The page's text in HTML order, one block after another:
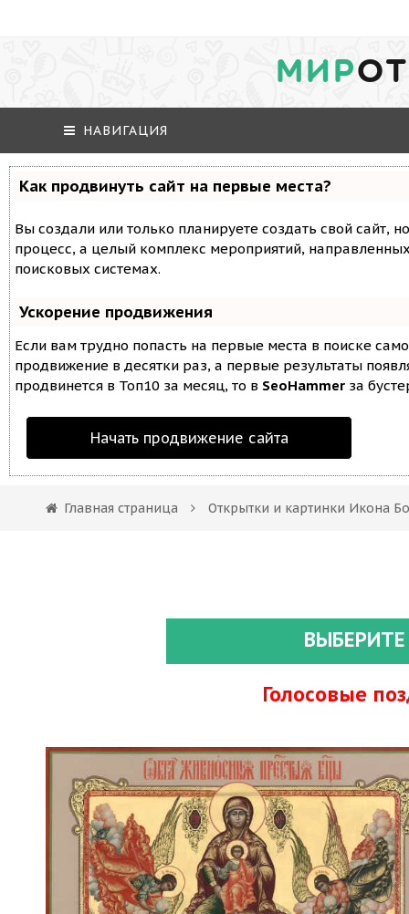
МИР
НАВИГАЦИЯ
Как продвинуть сайт на первые места?
Вы создали или только планируете создать свой сайт,
процесс, а целый комплекс мероприятий,
поисковых системах.
Ускорение продвижения
Если вам трудно попасть на первые места в поиске
продвижение в десятки раз, а первые результаты
продвинется в Топ10 за месяц, то в SeoHammer за
Начать продвижение сайта
Главная страница Открытки и картинки Икона
Голосовые